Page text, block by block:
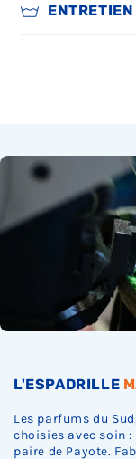
ENTRETIEN
L'ESPADRILLE
Les parfums du
choisies avec soin
paire de Payote.